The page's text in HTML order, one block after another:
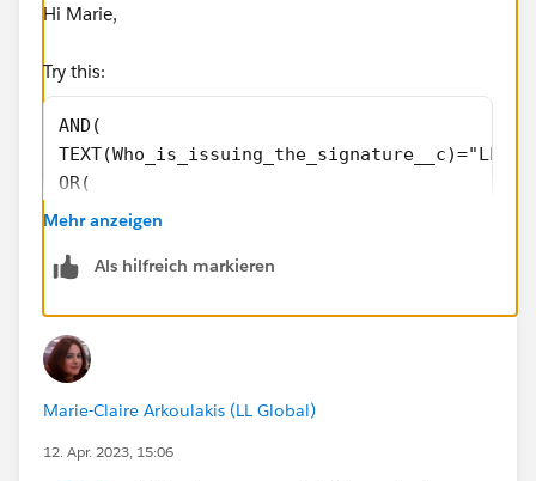
Hi Marie,
Try this:
AND(
TEXT(Who_is_issuing_the_signature__c)="LLG",
OR(
ISBLANK(TEXT(Who_should_sign_first__c)),
Mehr anzeigen
Als hilfreich markieren
Marie-Claire Arkoulakis (LL Global)
12. Apr. 2023, 15:06